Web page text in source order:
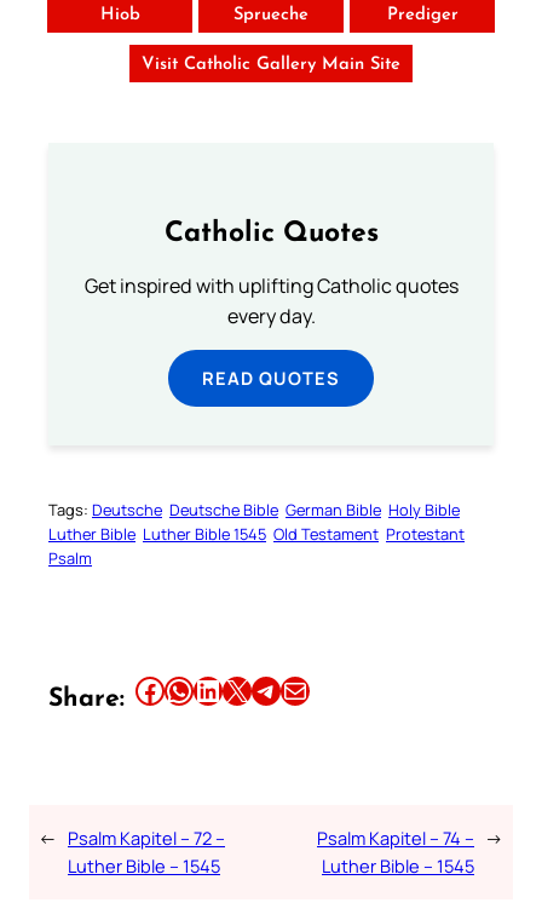
Hiob Sprueche Prediger
Visit Catholic Gallery Main Site
Catholic Quotes
Get inspired with uplifting Catholic quotes
every day.
READ QUOTES
Tags: Deutsche Deutsche Bible German Bible Holy Bible
Luther Bible Luther Bible 1545 Old Testament Protestant
Psalm
Share: Share this article on Facebook Share this article on WhatsApp Share this article on LinkedIn Share this article on X Share this article on TelegramEmail this Article
← Psalm Kapitel – 72 –
Luther Bible – 1545
Psalm Kapitel – 74 –
Luther Bible – 1545
→